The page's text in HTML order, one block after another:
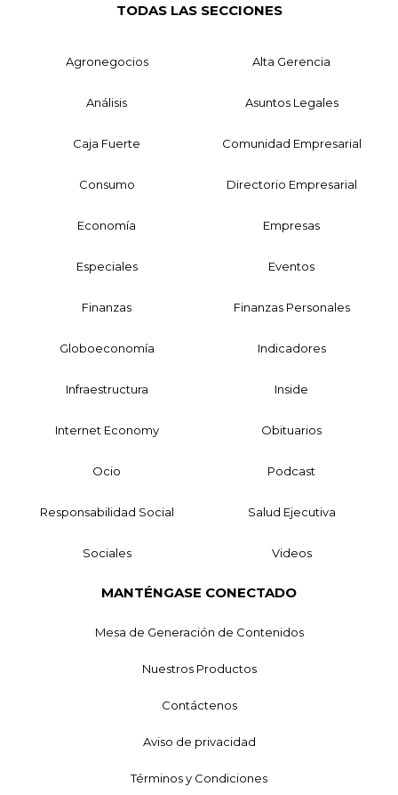
TODAS LAS SECCIONES
Agronegocios Alta Gerencia
Análisis Asuntos Legales
Caja Fuerte Comunidad Empresarial
Consumo Directorio Empresarial
Economía Empresas
Especiales Eventos
Finanzas Finanzas Personales
Globoeconomía Indicadores
Infraestructura Inside
Internet Economy Obituarios
Ocio Podcast
Responsabilidad Social Salud Ejecutiva
Sociales Videos
MANTÉNGASE CONECTADO
Mesa de Generación de Contenidos
Nuestros Productos
Contáctenos
Aviso de privacidad
Términos y Condiciones